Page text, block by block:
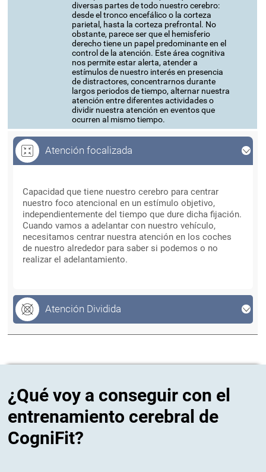
diversas partes de todo nuestro cerebro:
desde el tronco encefálico o la corteza
parietal, hasta la corteza prefrontal. No
obstante, parece ser que el hemisferio
derecho tiene un papel predominante en el
control de la atención. Este área cognitiva
nos permite estar alerta, atender a
estímulos de nuestro interés en presencia
de distractores, concentrarnos durante
largos periodos de tiempo, alternar nuestra
atención entre diferentes actividades o
dividir nuestra atención en eventos que
ocurren al mismo tiempo.
Atención focalizada
Capacidad que tiene nuestro cerebro para centrar
nuestro foco atencional en un estímulo objetivo,
independientemente del tiempo que dure dicha fijación.
Cuando vamos a adelantar con nuestro vehículo,
necesitamos centrar nuestra atención en los coches
de nuestro alrededor para saber si podemos o no
realizar el adelantamiento.
Atención Dividida
¿Qué voy a conseguir con el
entrenamiento cerebral de
CogniFit?